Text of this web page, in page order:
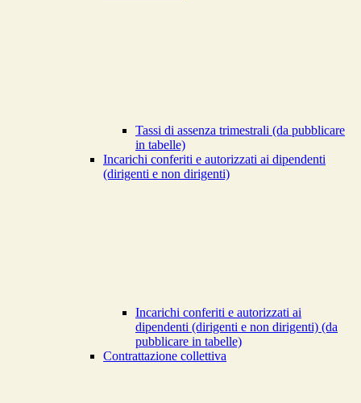
Tassi di assenza trimestrali (da pubblicare
in tabelle)
Incarichi conferiti e autorizzati ai dipendenti
(dirigenti e non dirigenti)
Incarichi conferiti e autorizzati ai
dipendenti (dirigenti e non dirigenti) (da
pubblicare in tabelle)
Contrattazione collettiva